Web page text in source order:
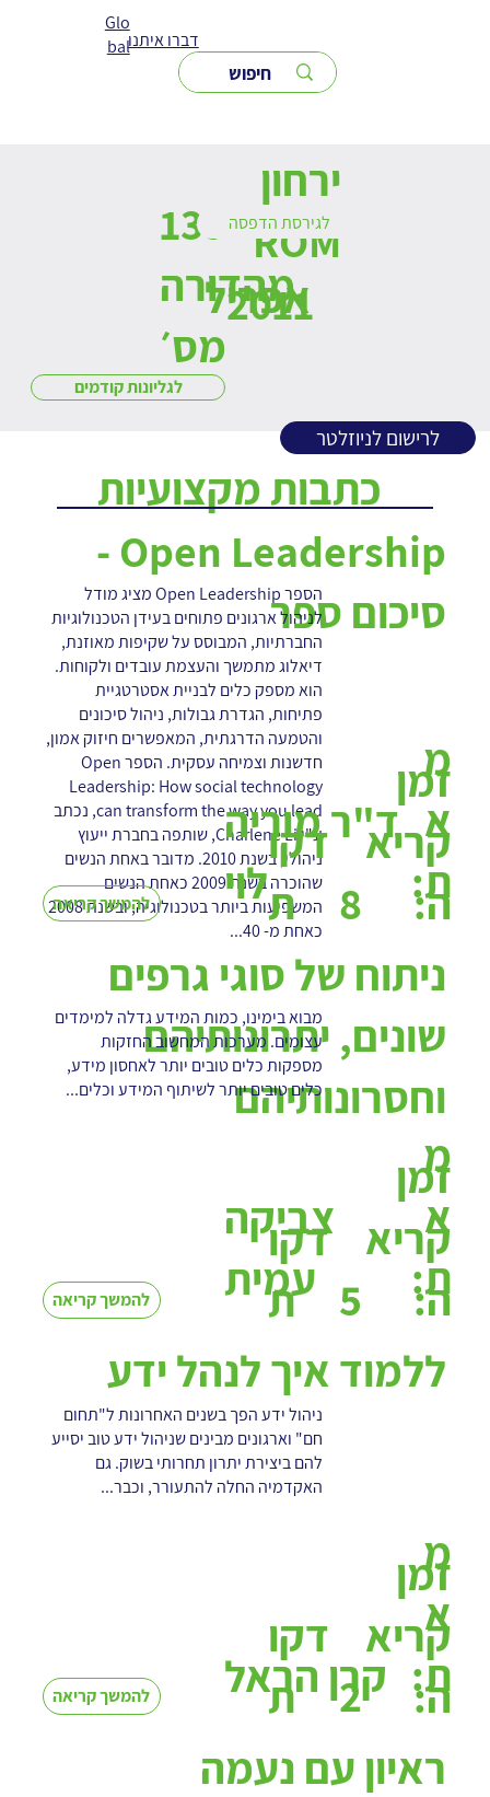
דברו איתנו
Glo
bal
ירחון
ROM
139
מהדורה
מס׳
לגליונות קודמים
אפריל
2011
לגירסת הדפסה
לרישום לניוזלטר
Open Leadership -
סיכום ספר
הספר Open Leadership מציג מודל
לניהול ארגונים פתוחים בעידן הטכנולוגיות
החברתיות, המבוסס על שקיפות מאוזנת,
דיאלוג מתמשך והעצמת עובדים ולקוחות.
הוא מספק כלים לבניית אסטרטגיית
פתיחות, הגדרת גבולות, ניהול סיכונים
והטמעה הדרגתית, המאפשרים חיזוק אמון,
חדשנות וצמיחה עסקית. הספר Open
Leadership: How social technology
can transform the way you lead, נכתב
ע"י Charlene Li, שותפה בחברת ייעוץ
ניהולי, בשנת 2010. מדובר באחת הנשים
שהוכרה בשנת 2009 כאחת הנשים
המשפיעות ביותר בטכנולוגיה, ובשנת 2008
כאחת מ- 40...
ד"ר מוריה
לוי
מ
א
ת:
להמשך קריאה
דקו
ת
זמן
קריא
ה:
8
ניתוח של סוגי גרפים
שונים, יתרונותיהם
וחסרונותיהם
מבוא בימינו, כמות המידע גדלה למימדים
עצומים. מערכות המחשוב החזקות
מספקות כלים טובים יותר לאחסון מידע,
כלים טובים יותר לשיתוף המידע וכלים...
צביקה
עמית
מ
א
ת:
להמשך קריאה
דקו
ת
זמן
קריא
ה:
5
ללמוד איך לנהל ידע
ניהול ידע הפך בשנים האחרונות ל"תחום
חם" וארגונים מבינים שניהול ידע טוב יסייע
להם ביצירת יתרון תחרותי בשוק. גם
האקדמיה החלה להתעורר, וכבר...
קרן הראל
מ
א
ת:
להמשך קריאה
דקו
ת
זמן
קריא
ה:
2
ראיון עם נעמה
כתבות מקצועיות